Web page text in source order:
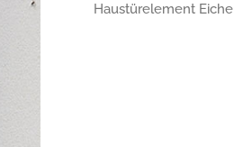
Haustürelement Eiche